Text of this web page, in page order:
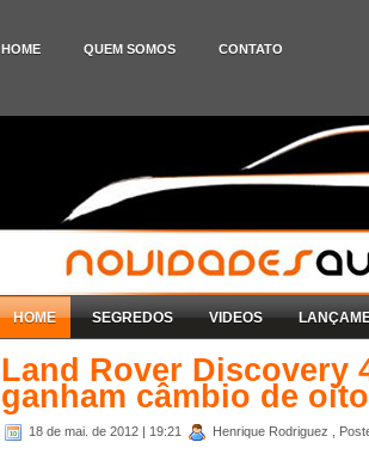
HOME QUEM SOMOS CONTATO
HOME SEGREDOS VIDEOS
Land Rover Discovery
ganham câmbio de
18 de mai. de 2012 | 19:21 Henrique Rodriguez ,